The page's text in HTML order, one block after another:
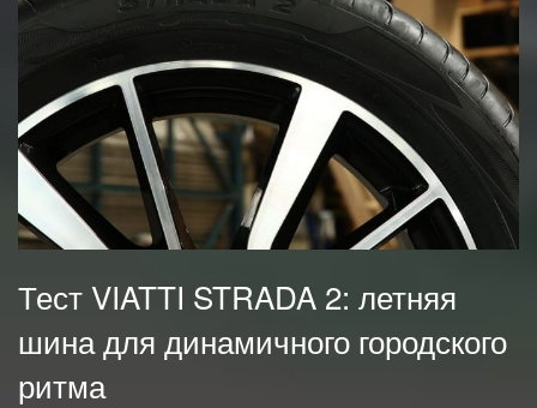
Тест VIATTI STRADA 2: летняя
шина для динамичного городского
ритма